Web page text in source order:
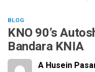
BLOG
KNO 90’s
Bandara KNIA
A Husein